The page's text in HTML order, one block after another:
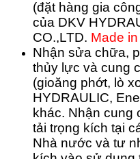
(đặt hàng gia
của DKV
CO.,LTD. Made
Nhận sửa chữa,
thủy lực và cung
(gioăng phớt, lò
HYDRAULIC,
khác. Nhận cung
tải trọng kích tại
Nhà nước và tư